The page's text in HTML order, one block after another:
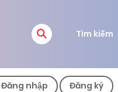
Tìm kiếm
Đăng nhập Đăng ký